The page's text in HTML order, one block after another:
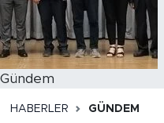
Gündem
HABERLER GÜNDEM
Spor
Turizm